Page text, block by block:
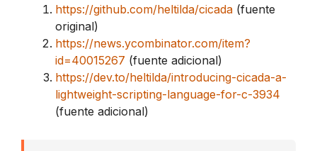
https://github.com/heltilda/cicada (fuente
original)
https://news.ycombinator.com/item?
id=40015267 (fuente adicional)
https://dev.to/heltilda/introducing-cicada-a-
lightweight-scripting-language-for-c-3934
(fuente adicional)